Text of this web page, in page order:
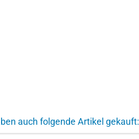
auch folgende Artikel gekauft: